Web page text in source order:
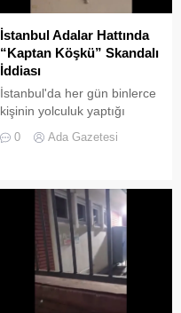
UKOME (Ulaşım
Koordinasyon Merkezi)
kararları doğrultusunda
ticari amaçlı elektrikli bisiklet
ve scooter kiralama
faaliyetleri yasaklanmış
durumda....
İstanbul Adalar Hattında
“Kaptan Köşkü” Skandalı
İddiası
İstanbul'da her gün binlerce
kişinin yolculuk yaptığı
görüntüler "bu kadarına da
0 Ada Gazetesi